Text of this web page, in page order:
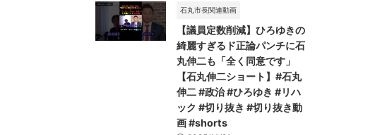
石丸市長関連動画
【議員定数削減】ひろゆきの
綺麗すぎるド正論パンチに石
丸伸二も「全く同意です」
【石丸伸二ショート】#石丸
伸二 #政治 #ひろゆき #リハ
ック #切り抜き #切り抜き動
画 #shorts